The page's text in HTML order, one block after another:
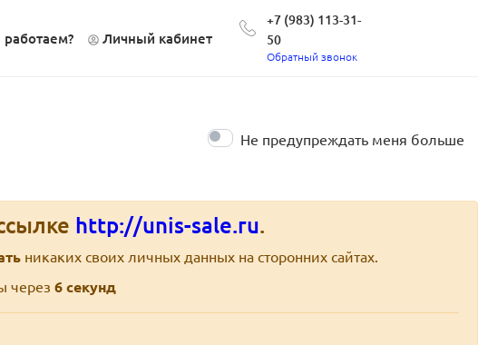
Личный кабинет
+7 (983) 113-31-
50
Обратный звонок
Не предупреждать меня больше
http://unis-sale.ru.
никаких своих личных данных на сторонних сайтах.
через 6секунд